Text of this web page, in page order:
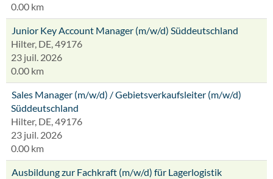
0.00 km
Junior Key Account Manager (m/w/d) Süddeutschland
Hilter, DE, 49176
23 juil. 2026
0.00 km
Sales Manager (m/w/d) / Gebietsverkaufsleiter (m/w/d)
Süddeutschland
Hilter, DE, 49176
23 juil. 2026
0.00 km
Ausbildung zur Fachkraft (m/w/d) für Lagerlogistik